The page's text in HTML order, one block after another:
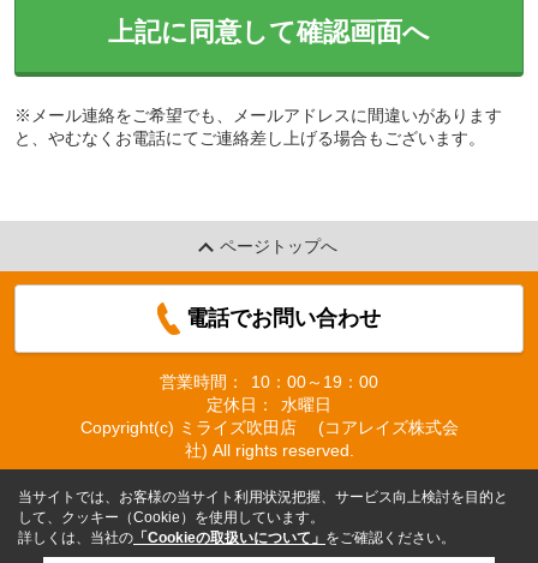
上記に同意して確認画面へ
※メール連絡をご希望でも、メールアドレスに間違いがあります
と、やむなくお電話にてご連絡差し上げる場合もございます。
ページトップへ
電話でお問い合わせ
営業時間：
10：00～19：00
定休日：
水曜日
Copyright(c) ミライズ吹田店 (コアレイズ株式会
社) All rights reserved.
当サイトでは、お客様の当サイト利用状況把握、サービス向上検討を目的と
して、クッキー（Cookie）を使用しています。
詳しくは、当社の 「Cookieの取扱いについて」 をご確認ください。